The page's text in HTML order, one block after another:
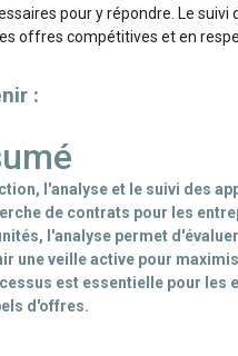
pour y répondre. Le
offres compétitives et en
:
l'analyse et le suivi des
de contrats pour les
l'analyse permet
une veille active pour
est essentielle pour les
d'offres.